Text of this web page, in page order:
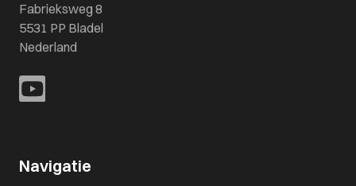
Fabrieksweg 8
5531 PP Bladel
Nederland
Navigatie